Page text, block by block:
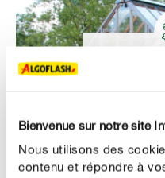
Bienvenue sur notre site
Nous utilisons des
contenu et répondre à